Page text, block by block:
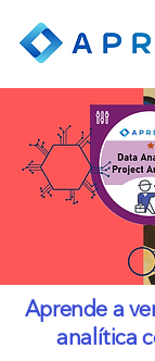
Aprende a
analítica